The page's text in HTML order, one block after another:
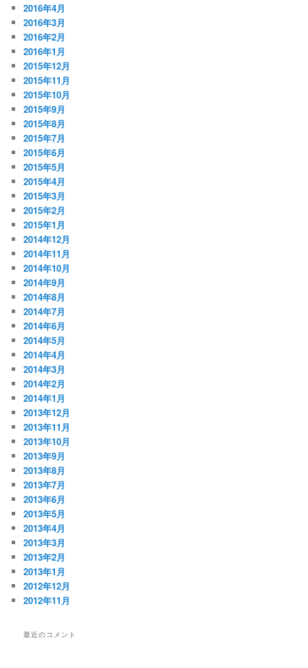
2016年4月
2016年3月
2016年2月
2016年1月
2015年12月
2015年11月
2015年10月
2015年9月
2015年8月
2015年7月
2015年6月
2015年5月
2015年4月
2015年3月
2015年2月
2015年1月
2014年12月
2014年11月
2014年10月
2014年9月
2014年8月
2014年7月
2014年6月
2014年5月
2014年4月
2014年3月
2014年2月
2014年1月
2013年12月
2013年11月
2013年10月
2013年9月
2013年8月
2013年7月
2013年6月
2013年5月
2013年4月
2013年3月
2013年2月
2013年1月
2012年12月
2012年11月
最近のコメント